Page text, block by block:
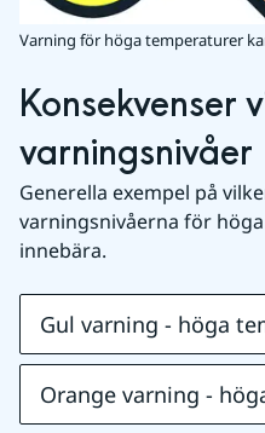
Varning för höga temperaturer
Konsekvenser
varningsnivåer
Generella exempel på
varningsnivåerna för
innebära.
Gul varning - höga
Orange varning -